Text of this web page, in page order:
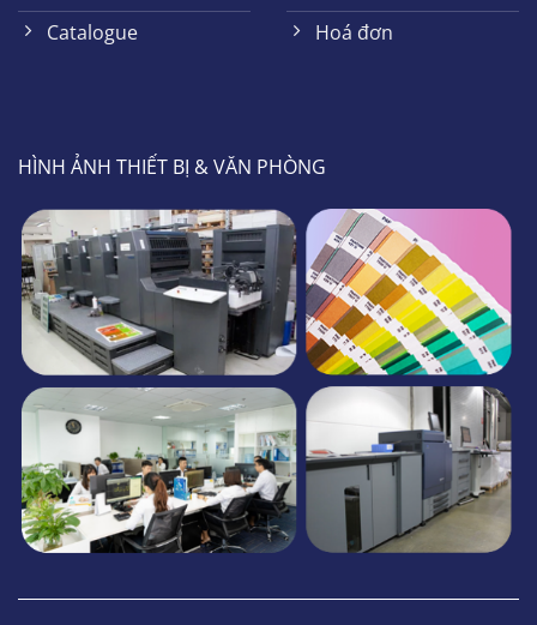
Catalogue
Hoá đơn
HÌNH ẢNH THIẾT BỊ & VĂN PHÒNG